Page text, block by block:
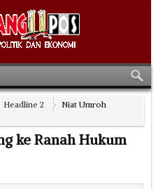
Headline 2
Niat Umroh
ke Ranah Hukum